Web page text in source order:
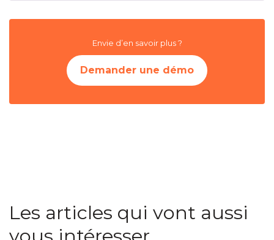
Envie d’en savoir plus ?
Demander une démo
Les articles qui vont aussi